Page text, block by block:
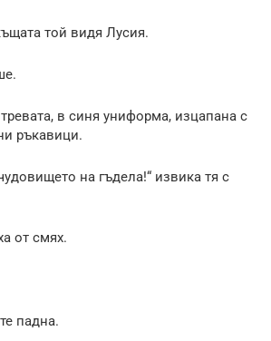
той видя Лусия.
в синя униформа, изцапана с
ръкавици.
на гъдела!“ извика тя с
от смях.
падна.